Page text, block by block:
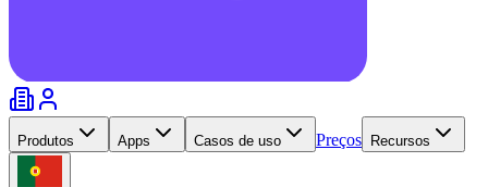
Produtos Apps Casos de uso Preços Recursos